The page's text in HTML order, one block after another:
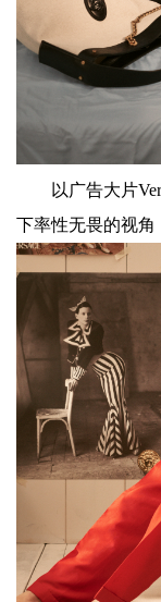
以广告大片
下率性无畏的视角